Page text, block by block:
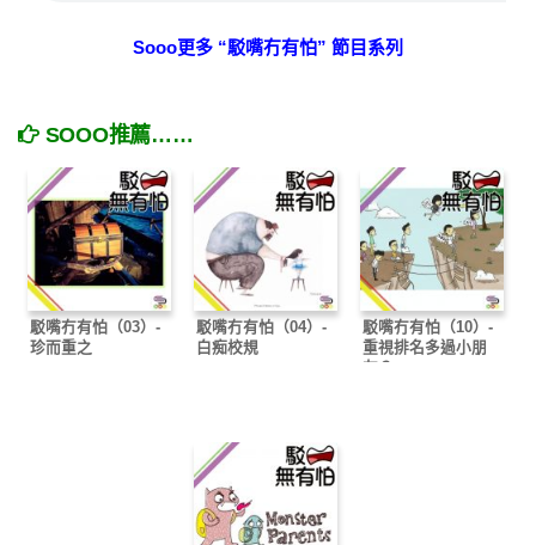
Sooo更多 “駁嘴冇有怕” 節目系列
SOOO推薦……
駁嘴冇有怕（03）-
珍而重之
駁嘴冇有怕（04）-
白痴校規
駁嘴冇有怕（10）-
重視排名多過小朋
友？